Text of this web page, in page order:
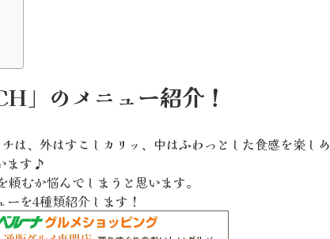
」のメニュー紹介！
は、外はすこしカリッ、中はふわっとした食感を楽しめ
ます♪
むか悩んでしまうと思います。
を4種類紹介します！